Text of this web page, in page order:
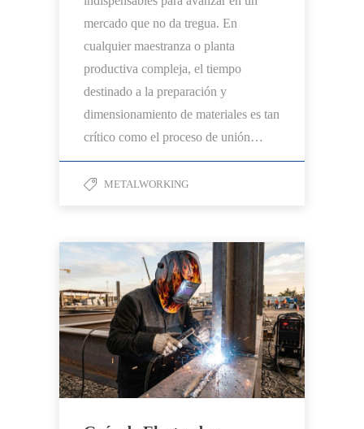
mercado que no da tregua. En
cualquier maestranza o planta
productiva compleja, el tiempo
destinado a la preparación y
dimensionamiento de materiales es tan
crítico como el proceso de unión…
METALWORKING